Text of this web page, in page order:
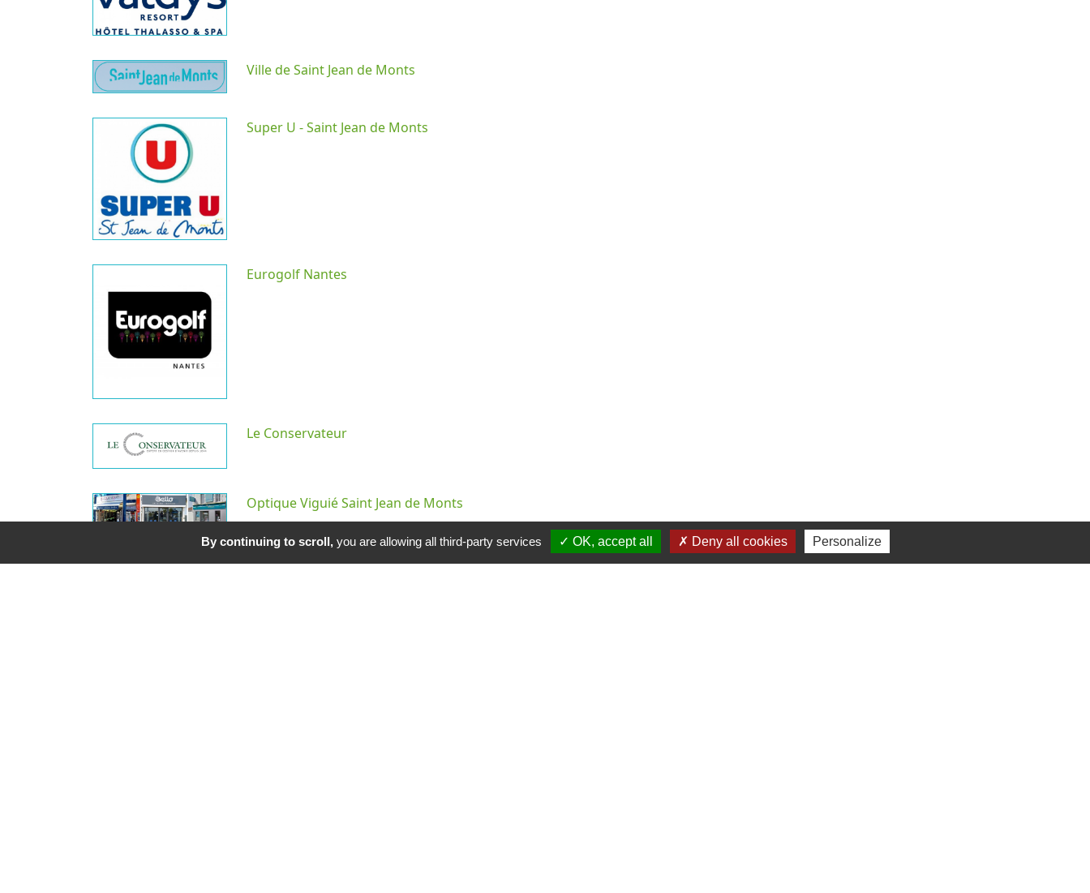
Ville de Saint Jean de Monts
Super U - Saint Jean de Monts
Eurogolf Nantes
Le Conservateur
Optique Viguié Saint Jean de Monts
Optique Bello - Noirmoutier
Audition Dyapason - Challans
By continuing to scroll,you are allowing all third-party services OK, accept all Deny all cookies Personalize